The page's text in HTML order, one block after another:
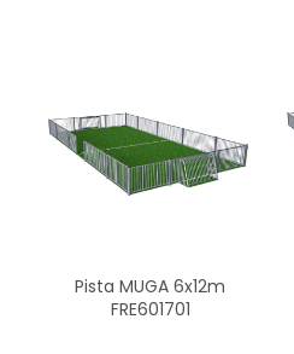
Pista MUGA 6x12m
FRE601701